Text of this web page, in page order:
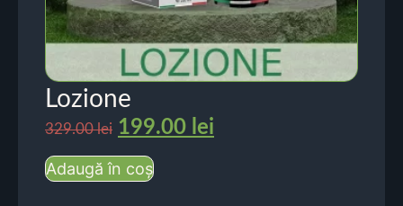
Lozione
329.00lei 199.00 lei
Adaugă în coș